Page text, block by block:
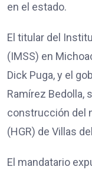
en el estado.
El titular del
(IMSS) en
Dick Puga, y el
Ramírez Bedolla,
construcción del
(HGR) de Villas
El mandatario